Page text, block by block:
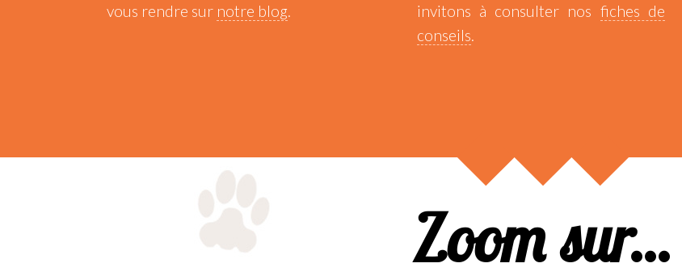
vous rendre sur notre blog.
invitons à consulter nos fiches de
conseils.
Zoom sur...